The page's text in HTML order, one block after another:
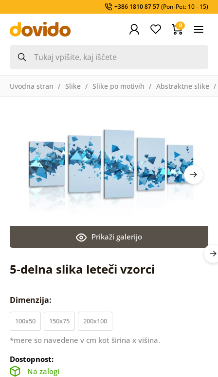
+386 1810 87 57(Pon-Pet: 10 - 15)
0
Uvodna stran Slike Slike po motivih Abstraktne slike
5-delna slika leteči vzorci
Prikaži galerijo
Dimenzija:
100x50 150x75 200x100
*mere so navedene v cm kot širina x višina.
Dostopnost:
Na zalogi